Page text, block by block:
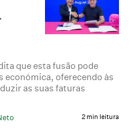
que esta fusão pode
económica, oferecendo às
as suas faturas
2 min leitura